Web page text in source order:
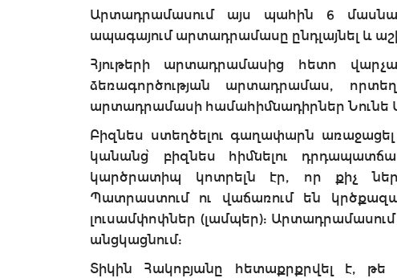
Արտադրամասում այս պահին 6
ապագայում արտադրամասը ընդլայնել և
Հյութերի արտադրամասից հետո
ձեռագործության արտադրամաս,
արտադրամասի համահիմնադիրներ Նունե
Բիզնես ստեղծելու գաղափարն առաջացել
կանանց՝ բիզնես հիմնելու
կարծրատիպ կոտրելն էր, որ քիչ
Պատրաստում ու վաճառում են
լուսամփոփներ (լամպեր):
անցկացնում:
Տիկին Հակոբյանը հետաքրքրվել է,